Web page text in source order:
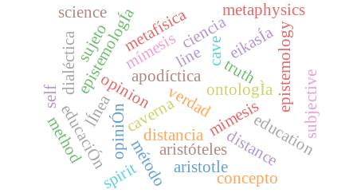
mímesis
verdad
distanciamimesis
truth
distance
lÍnea caverna
epistemologÍa
educaciÓn
ontologÌa
opiniÓn
eikasÍa
line cave epistemology
education
opinion
aristóteles
metafísica
dialéctica apodíctica
método aristotle
metaphysics
method
concepto
spirit
ciencia
sujeto
science
self subjective